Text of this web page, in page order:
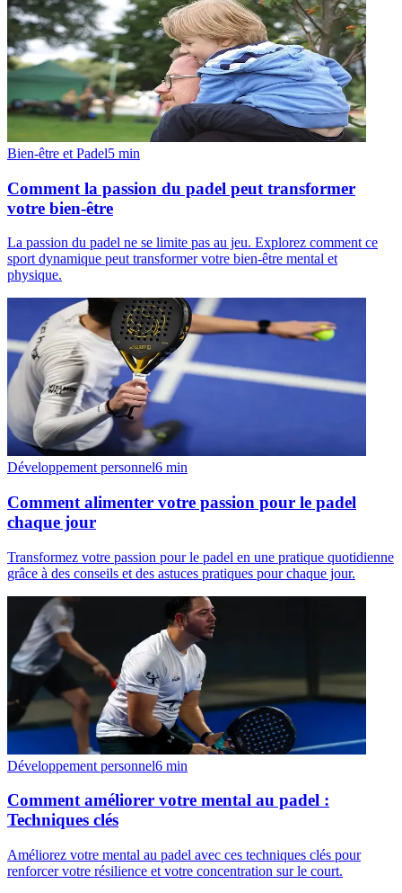
Bien-être et Padel5 min
Comment la passion du padel peut transformer
votre bien-être
La passion du padel ne se limite pas au jeu. Explorez comment ce
sport dynamique peut transformer votre bien-être mental et
physique.
Développement personnel6 min
Comment alimenter votre passion pour le padel
chaque jour
Transformez votre passion pour le padel en une pratique quotidienne
grâce à des conseils et des astuces pratiques pour chaque jour.
Développement personnel6 min
Comment améliorer votre mental au padel :
Techniques clés
Améliorez votre mental au padel avec ces techniques clés pour
renforcer votre résilience et votre concentration sur le court.